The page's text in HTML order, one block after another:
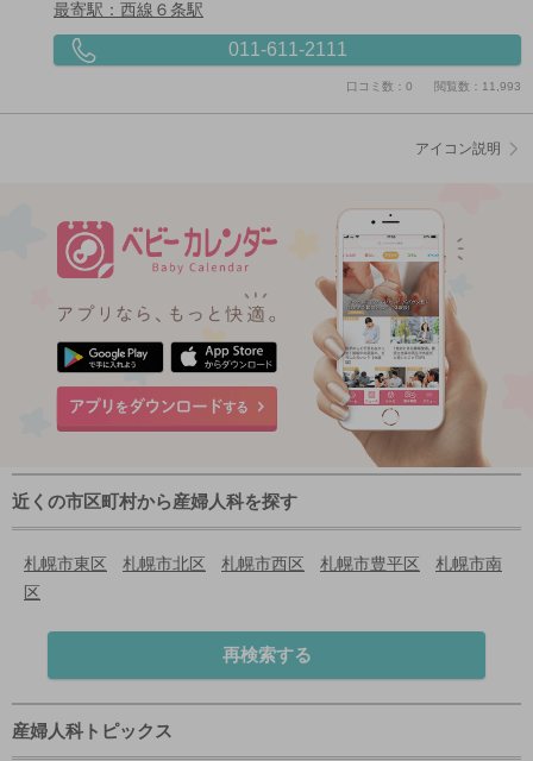
最寄駅：西線６条駅
011-611-2111
口コミ数：0 閲覧数：11,993
アイコン説明
近くの市区町村から産婦人科を探す
札幌市東区 札幌市北区 札幌市西区 札幌市豊平区
札幌市南
区
再検索する
産婦人科トピックス